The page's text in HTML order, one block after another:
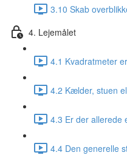
3.10 Skab
4. Lejemålet
4.1 Kvadratmeter
4.2 Kælder, stuen
4.3 Er der allerede
4.4 Den generelle